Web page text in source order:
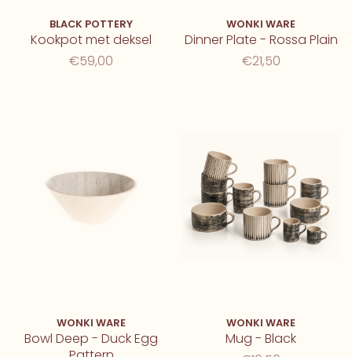
BLACK POTTERY
Kookpot met deksel
€59,00
WONKI WARE
Dinner Plate - Rossa Plain
€21,50
WONKI WARE
Bowl Deep - Duck Egg
WONKI WARE
Mug - Black